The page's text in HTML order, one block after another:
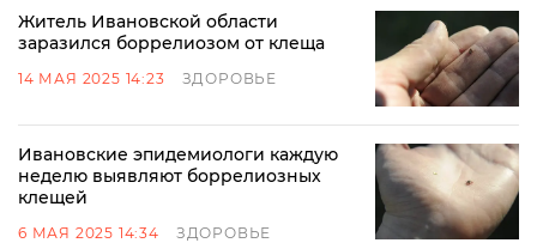
Житель Ивановской области
заразился боррелиозом от клеща
14 МАЯ 2025 14:23 ЗДОРОВЬЕ
Ивановские эпидемиологи каждую
неделю выявляют боррелиозных
клещей
6 МАЯ 2025 14:34 ЗДОРОВЬЕ